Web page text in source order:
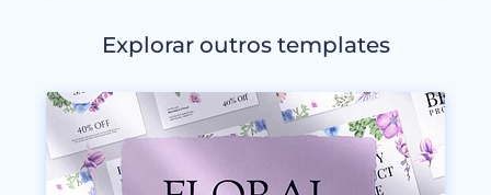
Explorar outros templates